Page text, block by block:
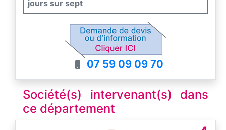
jours sur sept
07 59 09 09 70
Société(s) intervenant(s) dans
ce département